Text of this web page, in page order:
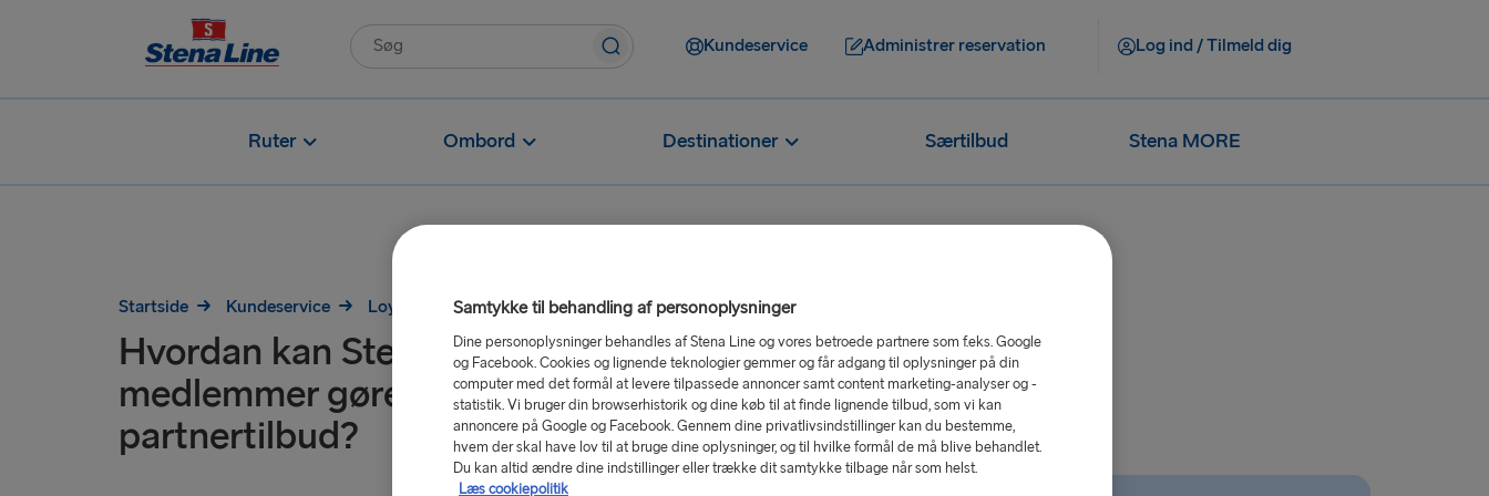
Kundeservice Administrer reservation Log ind / Tilmeld dig
Ruter Ombord Destinationer Særtilbud Stena MORE
Startside Kundeservice Loyalitet Hvordan kan Stena MORE-medlemmer gøre krav på partnertilbud?
Hvordan kan Stena MORE-
medlemmer gøre krav på
partnertilbud?
Samtykke til behandling af personoplysninger
Dine personoplysninger behandles af Stena Line og vores betroede partnere som f.eks. Google
og Facebook. Cookies og lignende teknologier gemmer og får adgang til oplysninger på din
computer med det formål at levere tilpassede annoncer samt content marketing-analyser og -
statistik. Vi bruger din browserhistorik og dine køb til at finde lignende tilbud, som vi kan
annoncere på Google og Facebook. Gennem dine privatlivsindstillinger kan du bestemme,
hvem der skal have lov til at bruge dine oplysninger, og til hvilke formål de må blive behandlet.
Du kan altid ændre dine indstillinger eller trække dit samtykke tilbage når som helst.
Læs cookiepolitik